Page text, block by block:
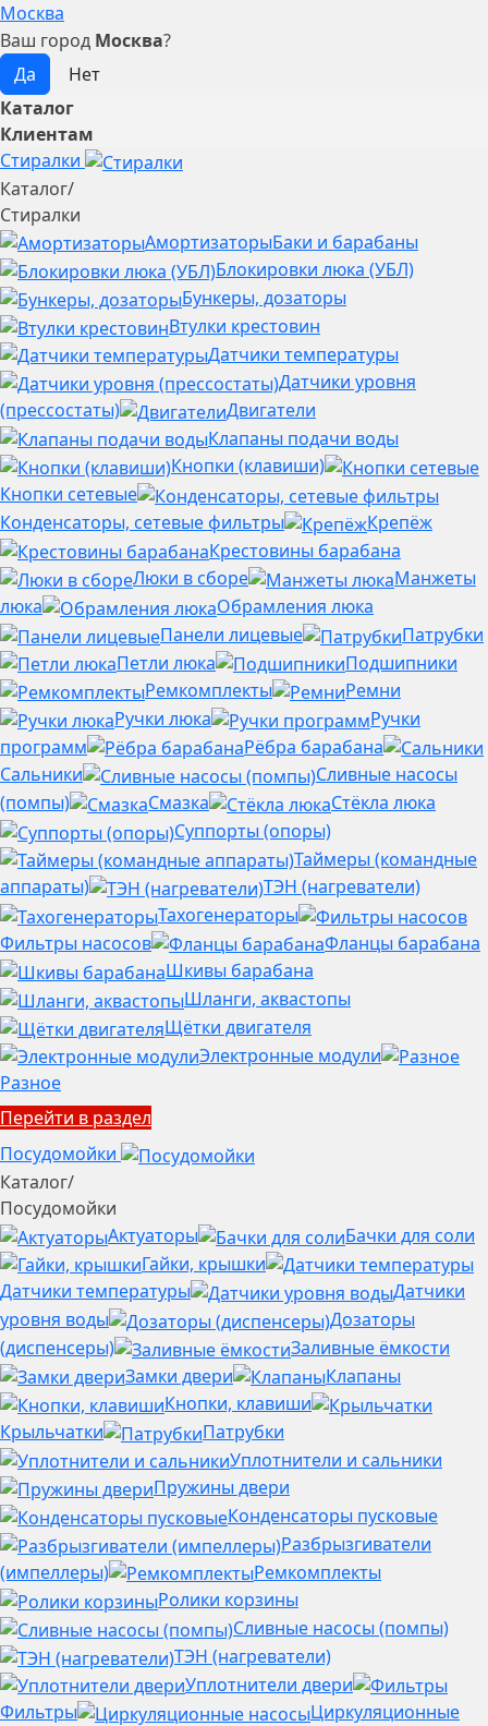
Москва
Ваш город Москва?
Каталог
Клиентам
Стиралки
Каталог/
Стиралки
АмортизаторыБаки и барабаны
Блокировки люка (УБЛ)
Бункеры, дозаторы
Втулки крестовин
Датчики температуры
Датчики уровня
(прессостаты)
Двигатели
Клапаны подачи воды
Кнопки (клавиши)
Кнопки сетевые
Конденсаторы, сетевые фильтры
Крепёж
Крестовины барабана
Люки в сборе
Манжеты
люка
Обрамления люка
Панели лицевые
Патрубки
Петли люка
Подшипники
Ремкомплекты
Ремни
Ручки люка
Ручки
программ
Рёбра барабана
Сальники
Сливные насосы
(помпы)
Смазка
Стёкла люка
Суппорты (опоры)
Таймеры (командные
аппараты)
ТЭН (нагреватели)
Тахогенераторы
Фильтры насосов
Фланцы барабана
Шкивы барабана
Шланги, аквастопы
Щётки двигателя
Электронные модули
Разное
Перейти в раздел
Посудомойки
Каталог/
Посудомойки
Актуаторы
Бачки для соли
Гайки, крышки
Датчики температуры
Датчики
уровня воды
Дозаторы
(диспенсеры)
Заливные ёмкости
Замки двери
Клапаны
Кнопки, клавиши
Крыльчатки
Патрубки
Уплотнители и сальники
Пружины двери
Конденсаторы пусковые
Разбрызгиватели
(импеллеры)
Ремкомплекты
Ролики корзины
Сливные насосы (помпы)
ТЭН (нагреватели)
Уплотнители двери
Фильтры
Циркуляционные